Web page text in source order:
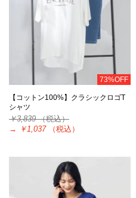
73%OFF
【コットン100%】クラシックロゴT
シャツ
￥3,839（税込）
→
￥1,037 （税込）